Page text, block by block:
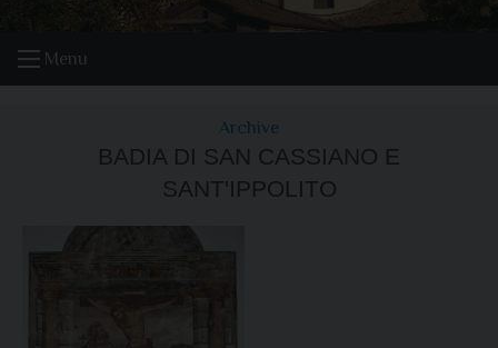
Menu
Archive
BADIA DI SAN CASSIANO E
SANT'IPPOLITO